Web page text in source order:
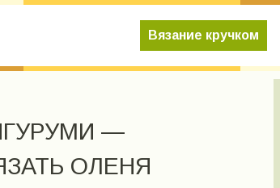
Вязание кручком
—
ОЛЕНЯ